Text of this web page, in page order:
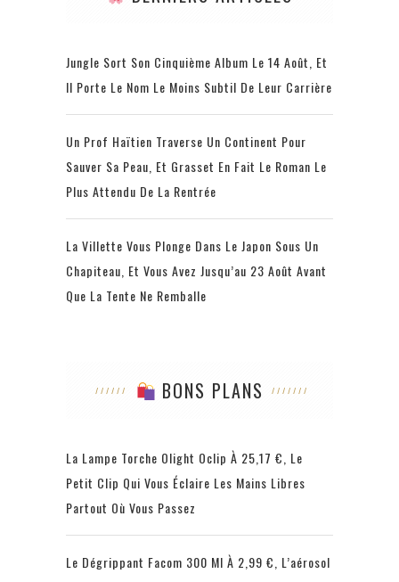
Jungle Sort Son Cinquième Album Le 14 Août, Et
Il Porte Le Nom Le Moins Subtil De Leur Carrière
Un Prof Haïtien Traverse Un Continent Pour
Sauver Sa Peau, Et Grasset En Fait Le Roman Le
Plus Attendu De La Rentrée
La Villette Vous Plonge Dans Le Japon Sous Un
Chapiteau, Et Vous Avez Jusqu’au 23 Août Avant
Que La Tente Ne Remballe
BONS PLANS
La Lampe Torche Olight Oclip À 25,17 €, Le
Petit Clip Qui Vous Éclaire Les Mains Libres
Partout Où Vous Passez
Le Dégrippant Facom 300 Ml À 2,99 €, L’aérosol